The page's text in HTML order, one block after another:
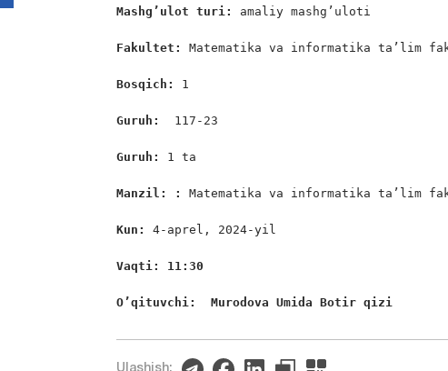
Mashg’ulot turi: amaliy mashg’uloti
Fakultet: Matematika va informatika ta’lim
Bosqich: 1
Guruh: 117-23
Guruh: 1 ta
Manzil: : Matematika va informatika ta’lim
Kun: 4-aprel, 2024-yil
Vaqti: 11:30
O’qituvchi:  Murodova Umida Botir qizi